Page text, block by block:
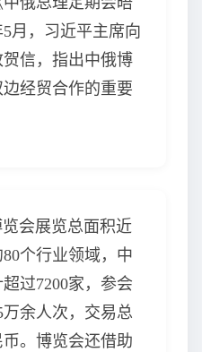
月，习近平主席向
信，指出中俄博
经贸合作的重要
会展览总面积近
个行业领域，中
过7200家，参会
余人次，交易总
。博览会还借助